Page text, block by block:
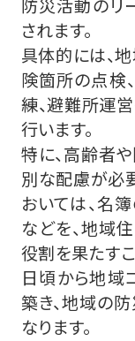
防災活動のリ
されます。
具体的には、
険箇所の点検
練、避難所運
行います。
特に、高齢者
別な配慮が必
おいては、名
などを、地域
役割を果たすこ
日頃から地域
築き、地域の
なります。